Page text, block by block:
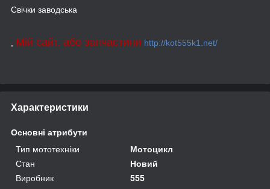
Свічки заводська
Мій сайт, або запчастини http://kot555k1.net/
Характеристики
Основні атрибути
Тип мототехніки
Мотоцикл
Стан
Новий
Виробник
555